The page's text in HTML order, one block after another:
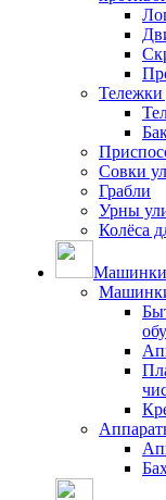
Тележки
Совки
Грабли
Урны
Колёса
Машинки